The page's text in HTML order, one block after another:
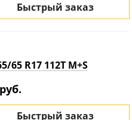
Быстрый заказ
65 R17 112T M+S
Быстрый заказ